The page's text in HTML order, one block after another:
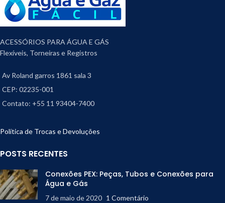
ACESSÓRIOS PARA ÁGUA E GÁS
Flexíveis, Torneiras e Registros
Av Roland garros 1861 sala 3
CEP: 02235-001
Contato: +55 11 93404-7400
Política de Trocas e Devoluções
POSTS RECENTES
Conexões PEX: Peças, Tubos e Conexões para
Água e Gás
7 de maio de 2020 1 Comentário